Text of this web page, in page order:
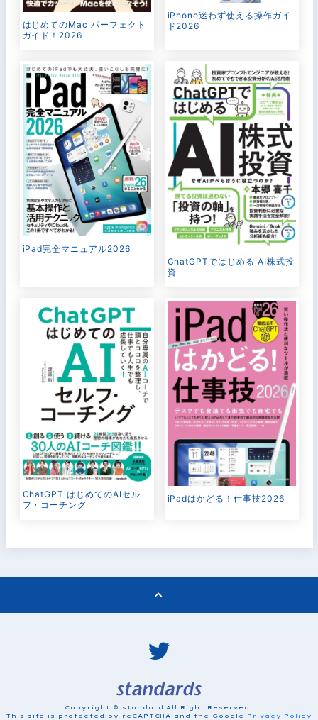
はじめてのMac パーフェクト
ガイド！2026
iPhone迷わず使える操作ガイ
ド2026
iPad完全マニュアル2026
ChatGPTではじめる AI株式投
資
ChatGPT はじめてのAIセル
フ・コーチング
iPadはかどる！仕事技2026
Copyright © standard All Right Reserved.
This site is protected by reCAPTCHA and the Google
Privacy Policy